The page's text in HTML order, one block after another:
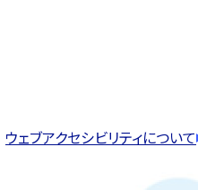
ウェブアクセシビリティについて